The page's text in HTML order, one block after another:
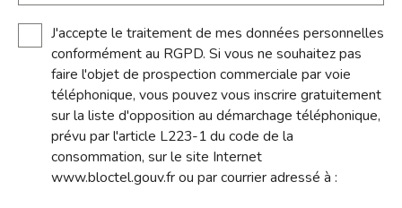
J'accepte le traitement de mes données personnelles
conformément au RGPD. Si vous ne souhaitez pas
faire l'objet de prospection commerciale par voie
téléphonique, vous pouvez vous inscrire gratuitement
sur la liste d'opposition au démarchage téléphonique,
prévu par l'article L223-1 du code de la
consommation, sur le site Internet
www.bloctel.gouv.fr ou par courrier adressé à :